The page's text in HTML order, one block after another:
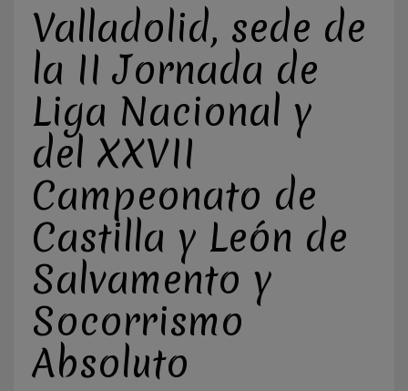
Valladolid, sede de
la II Jornada de
Liga Nacional y
del XXVII
Campeonato de
Castilla y León de
Salvamento y
Socorrismo
Absoluto